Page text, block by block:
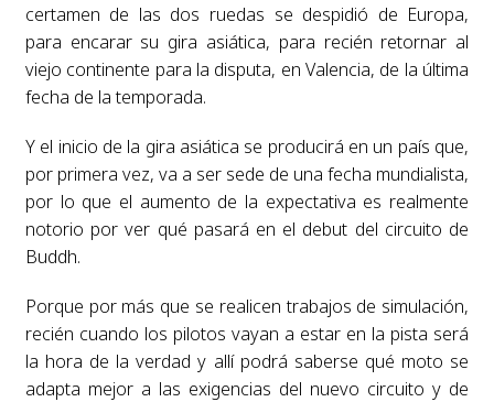
certamen de las dos ruedas se despidió de Europa,
para encarar su gira asiática, para recién retornar al
viejo continente para la disputa, en Valencia, de la última
fecha de la temporada.
Y el inicio de la gira asiática se producirá en un país que,
por primera vez, va a ser sede de una fecha mundialista,
por lo que el aumento de la expectativa es realmente
notorio por ver qué pasará en el debut del circuito de
Buddh.
Porque por más que se realicen trabajos de simulación,
recién cuando los pilotos vayan a estar en la pista será
la hora de la verdad y allí podrá saberse qué moto se
adapta mejor a las exigencias del nuevo circuito y de